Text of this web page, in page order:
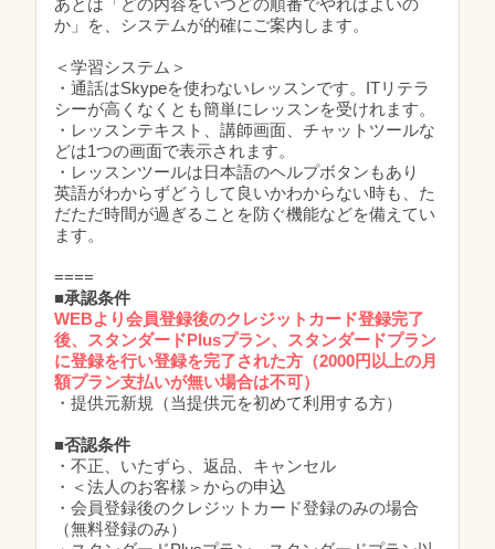
あとは「どの内容をいつどの順番でやればよいの
か」を、システムが的確にご案内します。
＜学習システム＞
・通話はSkypeを使わないレッスンです。ITリテラ
シーが高くなくとも簡単にレッスンを受けれます。
・レッスンテキスト、講師画面、チャットツールな
どは1つの画面で表示されます。
・レッスンツールは日本語のヘルプボタンもあり
英語がわからずどうして良いかわからない時も、た
だただ時間が過ぎることを防ぐ機能などを備えてい
ます。
====
■承認条件
WEBより会員登録後のクレジットカード登録完了
後、スタンダードPlusプラン、スタンダードプラン
に登録を行い登録を完了された方（2000円以上の月
額プラン支払いが無い場合は不可）
・提供元新規（当提供元を初めて利用する方）
■否認条件
・不正、いたずら、返品、キャンセル
・＜法人のお客様＞からの申込
・会員登録後のクレジットカード登録のみの場合
（無料登録のみ）